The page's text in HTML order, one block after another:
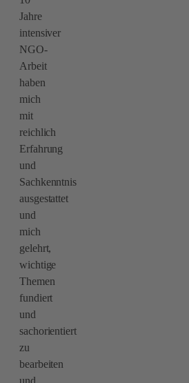
Jahre
intensiver
NGO-
Arbeit
haben
mich
mit
reichlich
Erfahrung
und
Sachkenntnis
ausgestattet
und
mich
gelehrt,
wichtige
Themen
fundiert
und
sachorientiert
zu
bearbeiten
und